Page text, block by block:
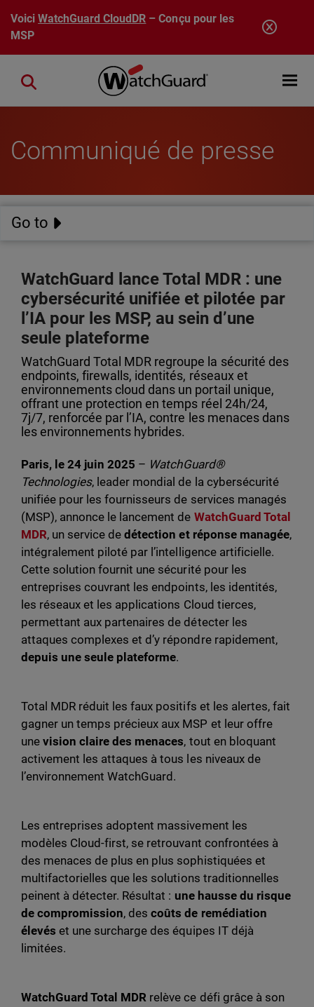
Aller au contenu principal
VoiciWatchGuard CloudDR – Conçu pour les
MSP
Open
Close search
Communiqué de presse
Go to
WatchGuard lance Total MDR : une
cybersécurité unifiée et pilotée par
l’IA pour les MSP, au sein d’une
seule plateforme
WatchGuard Total MDR regroupe la sécurité des
endpoints, firewalls, identités, réseaux et
environnements cloud dans un portail unique,
offrant une protection en temps réel 24h/24,
7j/7, renforcée par l’IA, contre les menaces dans
les environnements hybrides.
Paris, le 24 juin 2025 – WatchGuard®
Technologies, leader mondial de la cybersécurité
unifiée pour les fournisseurs de services managés
(MSP), annonce le lancement de WatchGuard Total
MDR, un service dedétection et réponse managée,
intégralement piloté par l’intelligence artificielle.
Cette solution fournit une sécurité pour les
entreprises couvrant les endpoints, les identités,
les réseaux et les applications Cloud tierces,
permettant aux partenaires de détecter les
attaques complexes et d’y répondre rapidement,
depuis une seule plateforme.
Total MDR réduit les faux positifs et les alertes, fait
gagner un temps précieux aux MSP et leur offre
unevision claire des menaces, tout en bloquant
activement les attaques à tous les niveaux de
l’environnement WatchGuard.
Les entreprises adoptent massivement les
modèles Cloud-first, se retrouvant confrontées à
des menaces de plus en plus sophistiquées et
multifactorielles que les solutions traditionnelles
peinent à détecter. Résultat : une hausse du risque
de compromission, descoûts de remédiation
élevés et une surcharge des équipes IT déjà
limitées.
WatchGuard Total MDR relève ce défi grâce à son